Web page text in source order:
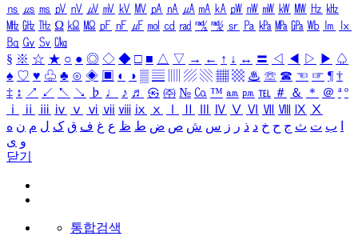
㎱ ㎲ ㎳ ㎴ ㎵ ㎶ ㎷ ㎸ ㎹ ㎀ ㎁ ㎂ ㎃ ㎄ ㎺ ㎻ ㎽ ㎾ ㎿ ㎐ ㎑
㎒ ㎓ ㎔ Ω ㏀ ㏁ ㎊ ㎋ ㎌ ㏖ ㏅ ㎭ ㎮ ㎯ ㏛ ㎩ ㎪ ㎫ ㎬ ㏝ ㏐
㏓
㏃ ㏉ ㏜ ㏆
§ ※ ☆ ★ ○ ● ◎ ◇ ◆ □ ■ △ ▽ → ← ↑ ↓ ↔ 〓 ◁ ◀ ▷ ▶ ♤
♠ ♡ ♥ ♧ ♣ ⊙ ◈ ▣ ◐ ◑ ▒ ▤ ▨ ▧ ▦ ▩ ♨ ☏ ☎ ☜ ☞ ¶ †
‡ ↕ ↗ ↙ ↖ ↘ ♭ ♩ ♪ ♬ ㉿ ㈜ № ㏇ ™ ㏂ ㏘ ℡ ＃ ＆ ＊ ＠ ª º
ⅰ
ⅱ ⅲ ⅳ ⅴ ⅵ ⅶ ⅷ ⅸ ⅹ Ⅳ Ⅴ Ⅵ Ⅶ Ⅷ Ⅸ Ⅹ
ب ت ث ج ح خ د ذ ر ز س ش ص ض ط ظ ع غ ف ق ک ل م ن ه
و ی
닫기
통합검색